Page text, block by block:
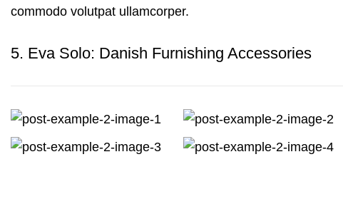
commodo volutpat ullamcorper.
5. Eva Solo: Danish Furnishing Accessories